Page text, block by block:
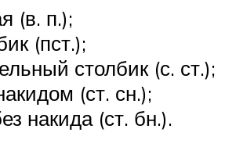
(в. п.);
(пст.);
столбик (с. ст.);
(ст. сн.);
накида (ст. бн.).